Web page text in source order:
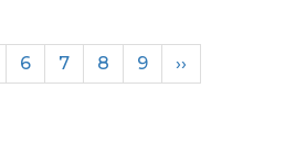
Página
6 Página
7 Página
8 Página
9
Próxima
página
››